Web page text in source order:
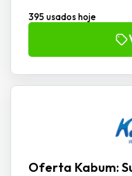
395 usados hoje
Oferta Kabum: